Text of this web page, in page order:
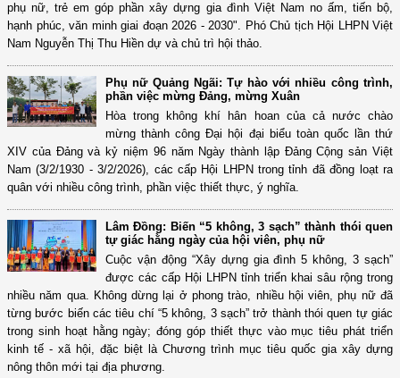
phụ nữ, trẻ em góp phần xây dựng gia đình Việt Nam no ấm, tiến bộ,
hạnh phúc, văn minh giai đoạn 2026 - 2030". Phó Chủ tịch Hội LHPN Việt
Nam Nguyễn Thị Thu Hiền dự và chủ trì hội thảo.
Phụ nữ Quảng Ngãi: Tự hào với nhiều công trình,
phần việc mừng Đảng, mừng Xuân
Hòa trong không khí hân hoan của cả nước chào
mừng thành công Đại hội đại biểu toàn quốc lần thứ
XIV của Đảng và kỷ niệm 96 năm Ngày thành lập Đảng Cộng sản Việt
Nam (3/2/1930 - 3/2/2026), các cấp Hội LHPN trong tỉnh đã đồng loạt ra
quân với nhiều công trình, phần việc thiết thực, ý nghĩa.
Lâm Đồng: Biến “5 không, 3 sạch” thành thói quen
tự giác hằng ngày của hội viên, phụ nữ
Cuộc vận động “Xây dựng gia đình 5 không, 3 sạch”
được các cấp Hội LHPN tỉnh triển khai sâu rộng trong
nhiều năm qua. Không dừng lại ở phong trào, nhiều hội viên, phụ nữ đã
từng bước biến các tiêu chí “5 không, 3 sạch” trở thành thói quen tự giác
trong sinh hoạt hằng ngày; đóng góp thiết thực vào mục tiêu phát triển
kinh tế - xã hội, đặc biệt là Chương trình mục tiêu quốc gia xây dựng
nông thôn mới tại địa phương.